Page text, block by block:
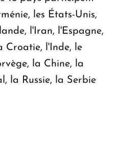
les États-Unis,
l'Iran, l'Espagne,
Croatie, l'Inde, le
la Chine, la
la Russie, la Serbie